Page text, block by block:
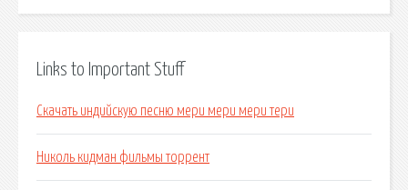
Links to Important Stuff
Скачать индийскую песню мери мери мери тери
Николь кидман фильмы торрент